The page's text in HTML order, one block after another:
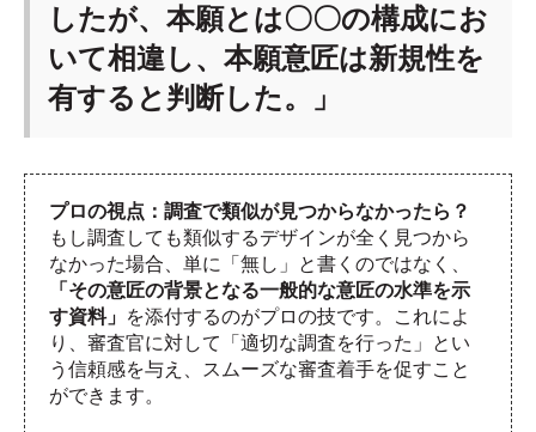
したが、本願とは〇〇の構成にお
いて相違し、本願意匠は新規性を
有すると判断した。」
プロの視点：調査で類似が見つからなかったら？
もし調査しても類似するデザインが全く見つから
なかった場合、単に「無し」と書くのではなく、
「その意匠の背景となる一般的な意匠の水準を示
す資料」 を添付するのがプロの技です。これによ
り、審査官に対して「適切な調査を行った」とい
う信頼感を与え、スムーズな審査着手を促すこと
ができます。